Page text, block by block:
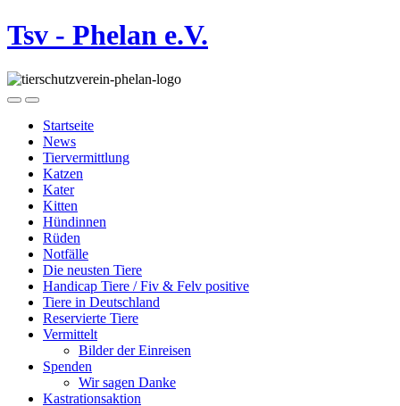
Tsv - Phelan e.V.
Startseite
News
Tiervermittlung
Katzen
Kater
Kitten
Hündinnen
Rüden
Notfälle
Die neusten Tiere
Handicap Tiere / Fiv & Felv positive
Tiere in Deutschland
Reservierte Tiere
Vermittelt
Bilder der Einreisen
Spenden
Wir sagen Danke
Kastrationsaktion